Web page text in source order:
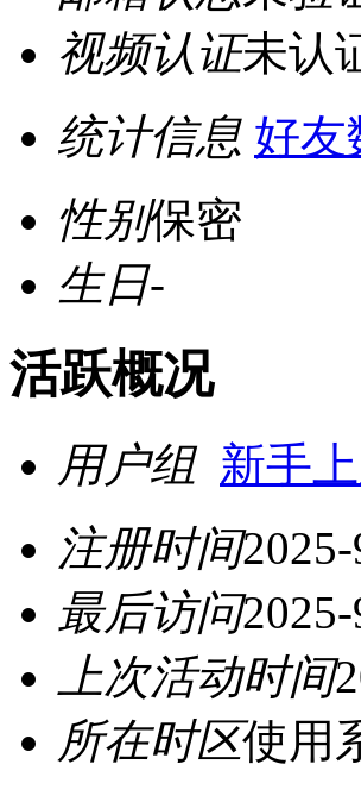
视频认证未认
统计信息 好友
性别保密
生日-
活跃概况
用户组 新手
注册时间
最后访问
上次活动时间
所在时区使用